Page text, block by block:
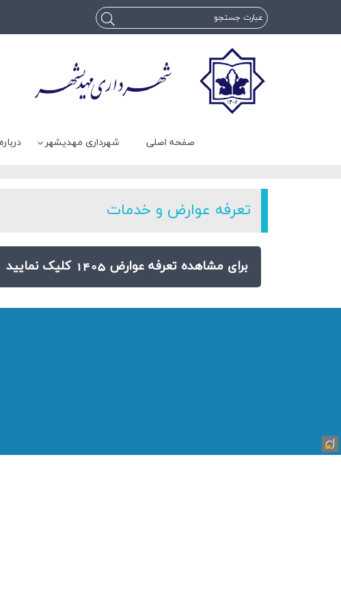
صفحه اصلی شهرداری مهدیشهر
تعرفه عوارض و خدمات
برای مشاهده تعرفه عوارض 1405 کلیک نمایید